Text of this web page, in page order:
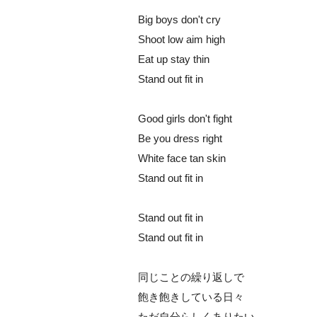
Big boys don't cry
Shoot low aim high
Eat up stay thin
Stand out fit in
Good girls don't fight
Be you dress right
White face tan skin
Stand out fit in
Stand out fit in
Stand out fit in
同じことの繰り返しで
飽き飽きしている日々